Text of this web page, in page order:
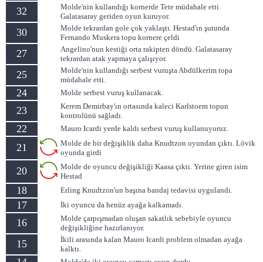
32
Molde'nin kullandığı kornerde Tete müdahale etti.
Galatasaray geriden oyun kuruyor.
30
Molde tekrardan gole çok yaklaştı. Hestad'ın şutunda
Fernando Muskera topu kornere çeldi
27
Angelino'nun kestiği orta rakipten döndü. Galatasaray
tekrardan atak yapmaya çalışıyor.
25
Molde'nin kullandığı serbest vuruşta Abdülkerim topa
müdahale etti.
24 Molde serbest vuruş kullanacak.
23
Kerem Demirbay'ın ortasında kaleci Karlstoem topun
kontrolünü sağladı.
22 Mauro Icardi yerde kaldı serbest vuruş kullanuyoruz.
21
Molde de bir değişiklik daha Knudtzon oyundan çıktı. Lövik
oyunda girdi
20
Molde de oyuncu değişikliği Kaasa çıktı. Yerine giren isim
Hestad
18 Erling Knudtzon'un başına bandaj tedavisi uygulandı.
17 İki oyuncu da henüz ayağa kalkamadı.
16
Molde çarpışmadan oluşan sakatlık sebebiyle oyuncu
değişikliğine hazırlanıyor.
15
İkili arasında kalan Mauro Icardi problem olmadan ayağa
kalktı.